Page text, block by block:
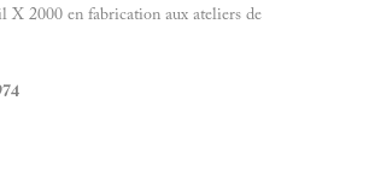
X 2000 en fabrication aux ateliers de